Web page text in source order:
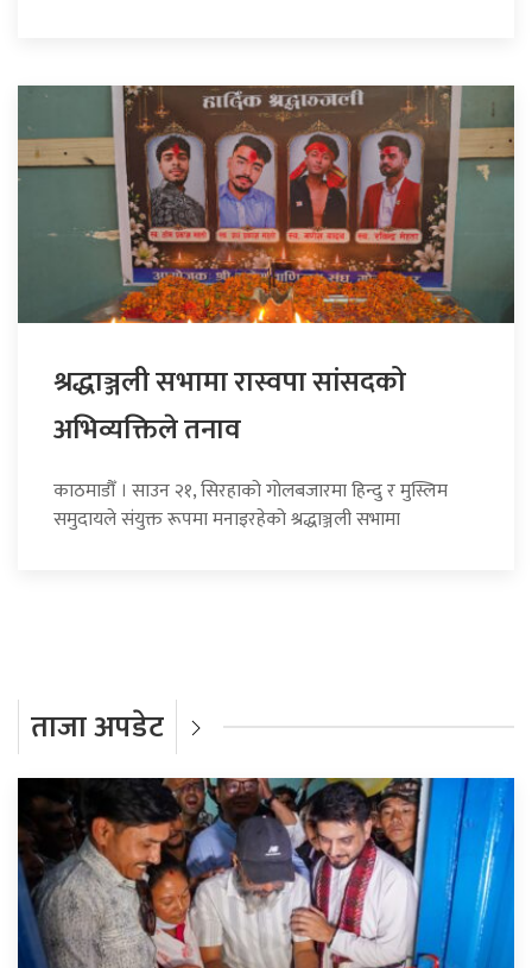
श्रद्धाञ्जली सभामा रास्वपा सांसदको
अभिव्यक्तिले तनाव
काठमाडौँ । साउन २१, सिरहाको गोलबजारमा हिन्दु र मुस्लिम
समुदायले संयुक्त रूपमा मनाइरहेको श्रद्धाञ्जली सभामा
ताजा अपडेट